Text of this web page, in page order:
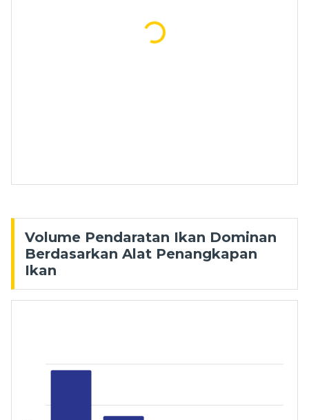
Volume Pendaratan Ikan Dominan
Berdasarkan Alat Penangkapan
Ikan